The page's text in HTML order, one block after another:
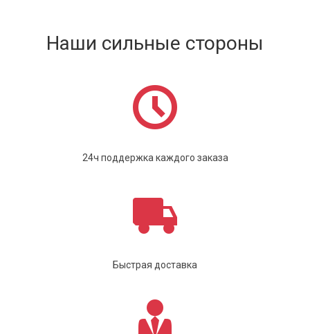
Наши сильные стороны
24ч поддержка каждого заказа
Быстрая доставка